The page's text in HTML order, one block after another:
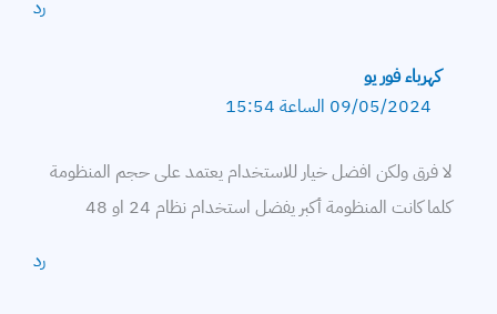
رد
كهرباء فور يو
09/05/2024 الساعة 15:54
لا فرق ولكن افضل خيار للاستخدام يعتمد على حجم المنظومة
كلما كانت المنظومة أكبر يفضل استخدام نظام 24 او 48
رد